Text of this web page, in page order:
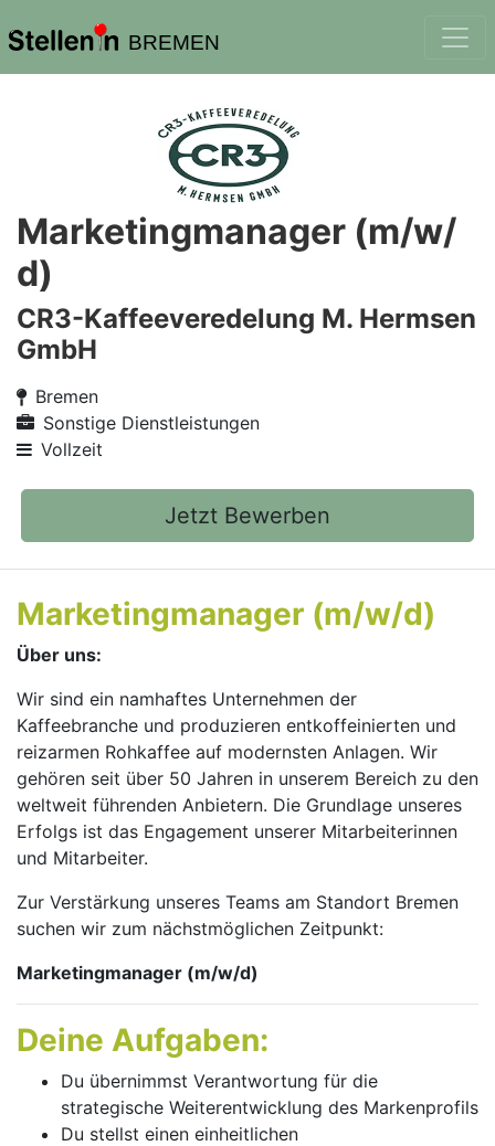
BREMEN
Marketingmanager (m/w/
d)
CR3-Kaffeeveredelung M. Hermsen
GmbH
Bremen
Sonstige Dienstleistungen
Vollzeit
Jetzt Bewerben
Marketingmanager (m/w/d)
Über uns:
Wir sind ein namhaftes Unternehmen der
Kaffeebranche und produzieren entkoffeinierten und
reizarmen Rohkaffee auf modernsten Anlagen. Wir
gehören seit über 50 Jahren in unserem Bereich zu den
weltweit führenden Anbietern. Die Grundlage unseres
Erfolgs ist das Engagement unserer Mitarbeiterinnen
und Mitarbeiter.
Zur Verstärkung unseres Teams am Standort Bremen
suchen wir zum nächstmöglichen Zeitpunkt:
Marketingmanager (m/w/d)
Deine Aufgaben:
Du übernimmst Verantwortung für die
strategische Weiterentwicklung des Markenprofils
Du stellst einen einheitlichen